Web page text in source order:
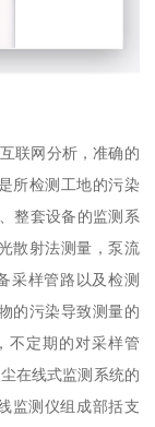
联网分析，准确的
所检测工地的污染
整套设备的监测系
散射法测量，泵流
采样管路以及检测
的污染导致测量的
不定期的对采样管
在线式监测系统的
监测仪组成部括支